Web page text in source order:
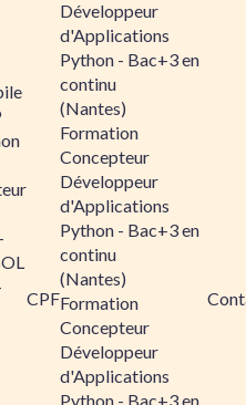
CPF
Développeur
d'Applications
Python - Bac+3 en
continu
(Nantes)
Formation
Concepteur
Développeur
d'Applications
Python - Bac+3 en
continu
(Nantes)
Formation
Concepteur
Développeur
d'Applications
Python - Bac+3 en